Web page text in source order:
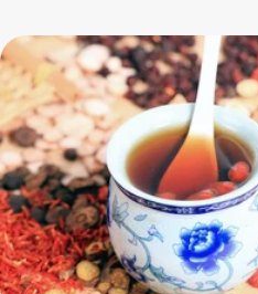
暑前後氣候酷熱，容易有中暑狀
暑者宜飲生津止渴的益氣茶，陰